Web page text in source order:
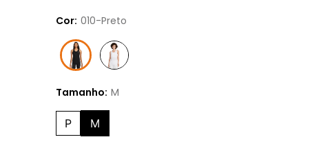
Cor: 010-Preto
Tamanho: M
P M